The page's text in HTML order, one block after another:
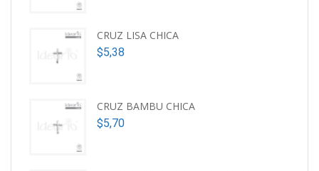
CRUZ LISA CHICA
$5,38
CRUZ BAMBU CHICA
$5,70